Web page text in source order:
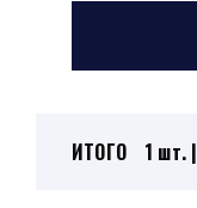
ИТОГО 1 шт. |